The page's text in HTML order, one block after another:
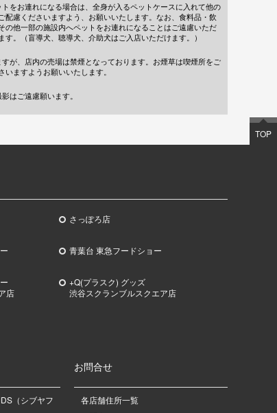
をお連れになる場合は、全身が入るペットケースに入れて他の
配慮くださいますよう、お願いいたします。なお、食料品・飲
の他一部の施設内へペットをお連れになることはご遠慮いただ
す。（盲導犬、聴導犬、介助犬はご入店いただけます。）
が、店内の売場は禁煙となっております。お煙草は喫煙所をご
いますようお願いいたします。
はご遠慮願います。
TOP
さっぽろ店
青葉台 東急フードショー
店
+Q(プラスク) グッズ
渋谷スクランブルスクエア店
（シブヤフ
お問合せ
各店舗住所一覧